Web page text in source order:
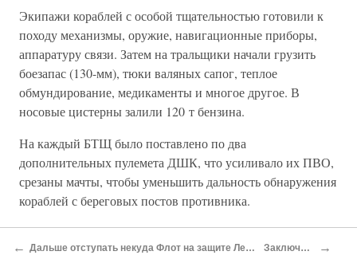
Экипажи кораблей с особой тщательностью готовили к
походу механизмы, оружие, навигационные приборы,
аппаратуру связи. Затем на тральщики начали грузить
боезапас (130-мм), тюки валяных сапог, теплое
обмундирование, медикаменты и многое другое. В
носовые цистерны залили 120 т бензина.
На каждый БТЩ было поставлено по два
дополнительных пулемета ДШК, что усиливало их ПВО,
срезаны мачты, чтобы уменьшить дальность обнаружения
кораблей с береговых постов противника.
В 1.02 24 октября корабли снялись с якоря с Большого
кронштадтского рейда, прошли боны и построились в
← Дальше отступать некуда Флот на защите Ленинграда Заключение →